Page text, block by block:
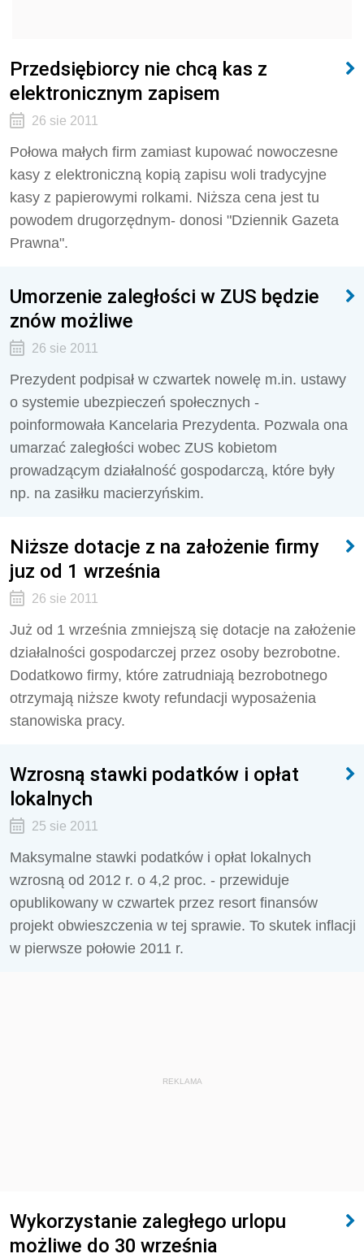
Przedsiębiorcy nie chcą kas z
elektronicznym zapisem
26 sie 2011
Połowa małych firm zamiast kupować nowoczesne
kasy z elektroniczną kopią zapisu woli tradycyjne
kasy z papierowymi rolkami. Niższa cena jest tu
powodem drugorzędnym- donosi "Dziennik Gazeta
Prawna".
Umorzenie zaległości w ZUS będzie
znów możliwe
26 sie 2011
Prezydent podpisał w czwartek nowelę m.in. ustawy
o systemie ubezpieczeń społecznych -
poinformowała Kancelaria Prezydenta. Pozwala ona
umarzać zaległości wobec ZUS kobietom
prowadzącym działalność gospodarczą, które były
np. na zasiłku macierzyńskim.
Niższe dotacje z na założenie firmy
juz od 1 września
26 sie 2011
Już od 1 września zmniejszą się dotacje na założenie
działalności gospodarczej przez osoby bezrobotne.
Dodatkowo firmy, które zatrudniają bezrobotnego
otrzymają niższe kwoty refundacji wyposażenia
stanowiska pracy.
Wzrosną stawki podatków i opłat
lokalnych
25 sie 2011
Maksymalne stawki podatków i opłat lokalnych
wzrosną od 2012 r. o 4,2 proc. - przewiduje
opublikowany w czwartek przez resort finansów
projekt obwieszczenia w tej sprawie. To skutek inflacji
w pierwsze połowie 2011 r.
REKLAMA
Wykorzystanie zaległego urlopu
możliwe do 30 września